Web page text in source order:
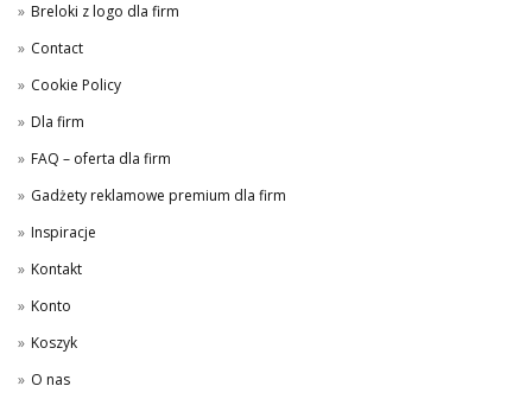
Breloki z logo dla firm
Contact
Cookie Policy
Dla firm
FAQ – oferta dla firm
Gadżety reklamowe premium dla firm
Inspiracje
Kontakt
Konto
Koszyk
O nas